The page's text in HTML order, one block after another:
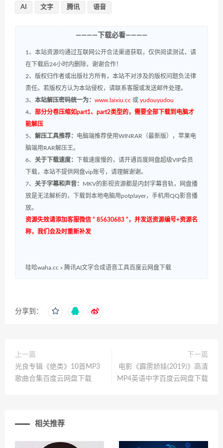
AI 文字 腾讯 语音
————下载必看————
1、本站资源均通过互联网公开合法渠道获取，仅供阅读测试，请
在下载后24小时内删除，谢谢合作！
2、版权归作者或出版社方所有，本站不对涉及的版权问题负法律
责任。若版权方认为本站侵权，请联系客服或发送邮件处理。
3、 本站解压密码统一为： www.laixiu.cc 或 yudouyudou
4、 部分分卷压缩如part1、part2类型的，需要全部下载到电脑才
能解压
5、 解压工具推荐： 电脑端推荐使用WINRAR（最新版），苹果电
脑端用RAR解压王。
6、 关于下载速度：
下载速度慢的，请开通百度网盘超级VIP会员
下载，本站不提供网盘vip账号，请理解谢谢。
7、 关于字幕和声音： MKV的影视资源都是内封字幕音轨，网盘播
放是无法解析的，下载到本地电脑用potplayer，手机用QQ影音播
放。
资源失效请添加客服微信 “ 85630683 ”，并发送资源编号+资源名
称，我们会及时重新补发
哇哈waha.cc » 腾讯AI文字合成语音工具百度云网盘下载
分享到：
上一篇
光良专辑《绝类》10首MP3
歌曲合集百度云网盘下载
下一篇
电影《霹雳娇娃(2019)》高清
MP4英语中字百度云网盘下载
相关推荐